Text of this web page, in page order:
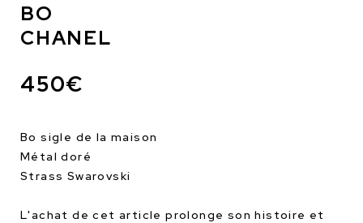
BO
CHANEL
450€
Bo sigle de la maison
Métal doré
Strass Swarovski
L'achat de cet article prolonge son histoire et